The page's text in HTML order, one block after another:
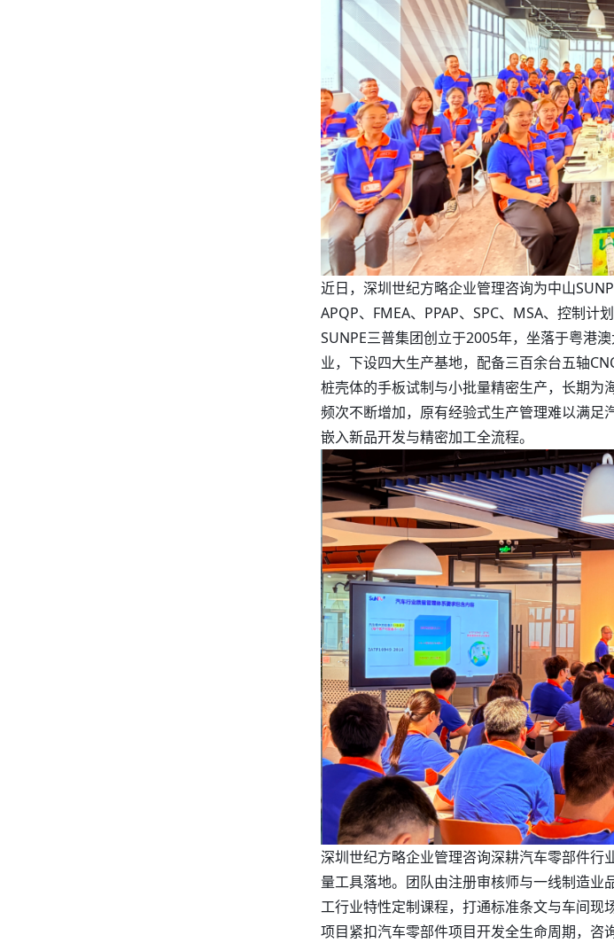
近日，深圳世纪方略企业管理咨询为中山
APQP、FMEA、PPAP、SPC、MSA、控制计
SUNPE三普集团创立于2005年，坐落于粤港
业，下设四大生产基地，配备三百余台五轴
桩壳体的手板试制与小批量精密生产，长期
频次不断增加，原有经验式生产管理难以满足
嵌入新品开发与精密加工全流程。
深圳世纪方略企业管理咨询深耕汽车零部件行
量工具落地。团队由注册审核师与一线制造
工行业特性定制课程，打通标准条文与车间现
项目紧扣汽车零部件项目开发全生命周期，咨